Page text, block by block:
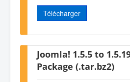
Télécharger
Joomla! 1.5.5 to
Package (.tar.bz2)